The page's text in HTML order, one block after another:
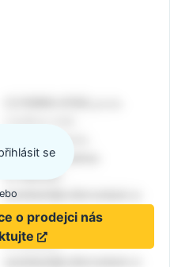
se
o prodejci nás